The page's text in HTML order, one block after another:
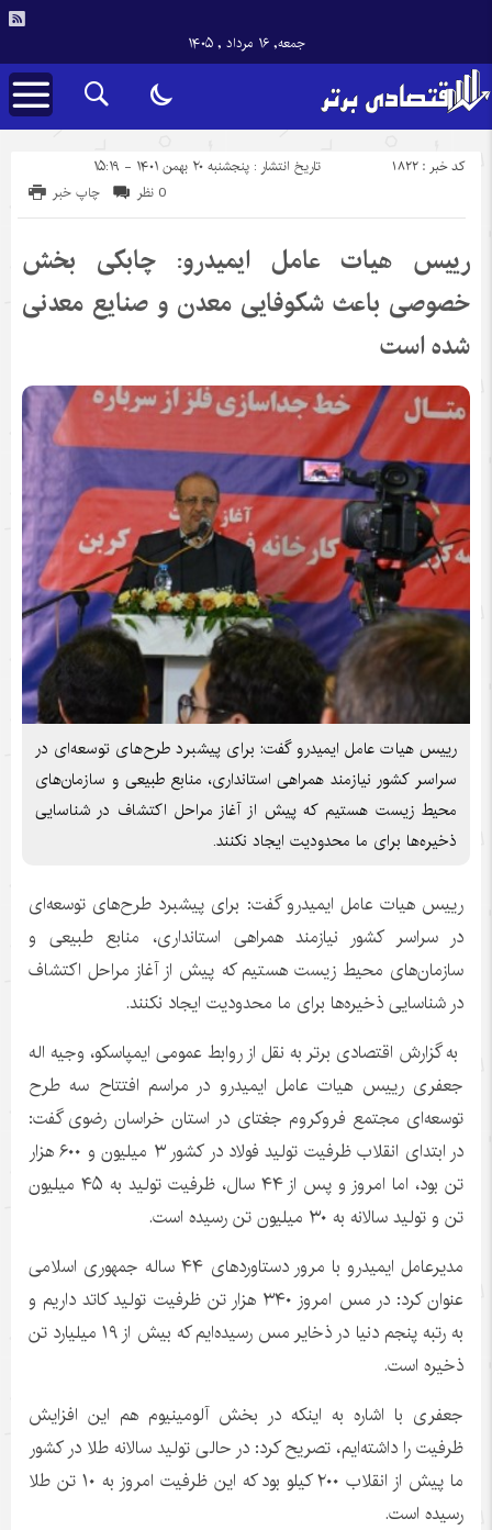
جمعه, ۱۶ مرداد , ۱۴۰۵
تاریخ انتشار : پنجشنبه ۲۰ بهمن ۱۴۰۱ - ۱۵:۱۹ کد خبر : 1822
چاپ خبر 0 نظر
رییس هیات عامل ایمیدرو: چابکی بخش
خصوصی باعث شکوفایی معدن و صنایع معدنی
شده است
رییس هیات عامل ایمیدرو گفت: برای پیشبرد طرح‌های توسعه‌ای در
سراسر کشور نیازمند همراهی استانداری، منابع طبیعی و سازمان‌های
محیط زیست هستیم که پیش از آغاز مراحل اکتشاف در شناسایی
ذخیره‌ها برای ما محدودیت ایجاد نکنند.
رییس هیات عامل ایمیدرو گفت: برای پیشبرد طرح‌های توسعه‌ای
در سراسر کشور نیازمند همراهی استانداری، منابع طبیعی و
سازمان‌های محیط زیست هستیم که پیش از آغاز مراحل اکتشاف
در شناسایی ذخیره‌ها برای ما محدودیت ایجاد نکنند.
به گزارش اقتصادی برتر به نقل از روابط عمومی ایمپاسکو، وجیه اله
جعفری رییس هیات عامل ایمیدرو در مراسم افتتاح سه طرح
توسعه‌ای مجتمع فروکروم جغتای در استان خراسان رضوی گفت:
در ابتدای انقلاب ظرفیت تولید فولاد در کشور ۳ میلیون و ۶۰۰ هزار
تن بود، اما امروز و پس از ۴۴ سال، ظرفیت تولید به ۴۵ میلیون
تن و تولید سالانه به ۳۰ میلیون تن رسیده است.
مدیرعامل ایمیدرو با مرور دستاوردهای ۴۴ ساله جمهوری اسلامی
عنوان کرد: در مس امروز ۳۴۰ هزار تن ظرفیت تولید کاتد داریم و
به رتبه پنجم دنیا در ذخایر مس رسیده‌ایم که بیش از ۱۹ میلیارد تن
ذخیره است.
جعفری با اشاره به اینکه در بخش آلومینیوم هم این افزایش
ظرفیت را داشته‌ایم، تصریح کرد: در حالی تولید سالانه طلا در کشور
ما پیش از انقلاب ۲۰۰ کیلو بود که این ظرفیت امروز به ۱۰ تن طلا
رسیده است.